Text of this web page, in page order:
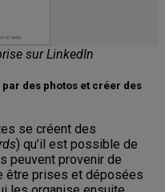
sur LinkedIn
des photos et créer des
se créent des
) qu’il est possible de
peuvent provenir de
être prises et déposées